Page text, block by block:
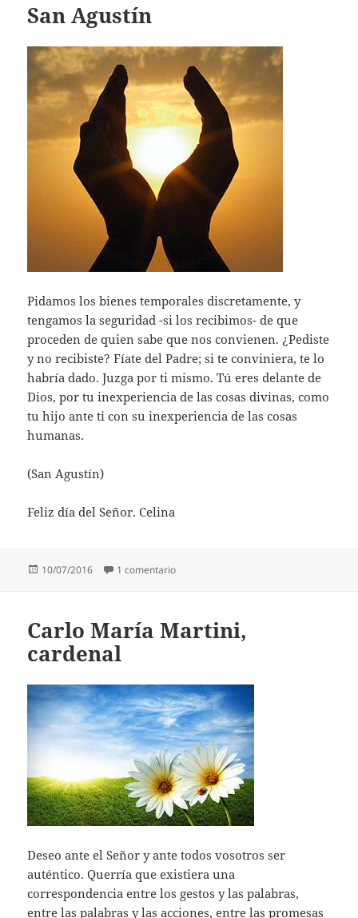
San Agustín
Pidamos los bienes temporales discretamente, y
tengamos la seguridad -si los recibimos- de que
proceden de quien sabe que nos convienen. ¿Pediste
y no recibiste? Fíate del Padre; si te conviniera, te lo
habría dado. Juzga por ti mismo. Tú eres delante de
Dios, por tu inexperiencia de las cosas divinas, como
tu hijo ante ti con su inexperiencia de las cosas
humanas.
(San Agustín)
Feliz día del Señor. Celina
Publicado
10/07/2016 1 comentarioen San Agustín
Carlo María Martini,
cardenal
Deseo ante el Señor y ante todos vosotros ser
auténtico. Querría que existiera una
correspondencia entre los gestos y las palabras,
entre las palabras y las acciones, entre las promesas